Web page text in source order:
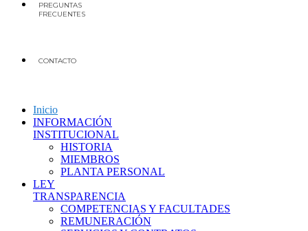
PREGUNTAS
FRECUENTES
CONTACTO
Inicio
INFORMACIÓN
INSTITUCIONAL
HISTORIA
MIEMBROS
PLANTA PERSONAL
LEY
TRANSPARENCIA
COMPETENCIAS Y FACULTADES
REMUNERACIÓN